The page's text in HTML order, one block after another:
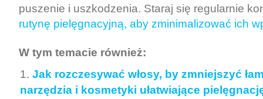
puszenie i uszkodzenia. Staraj się regularnie
rutynę pielęgnacyjną, aby zminimalizować ich
W tym temacie również:
Jak rozczesywać włosy, by zmniejszyć
narzędzia i kosmetyki ułatwiające